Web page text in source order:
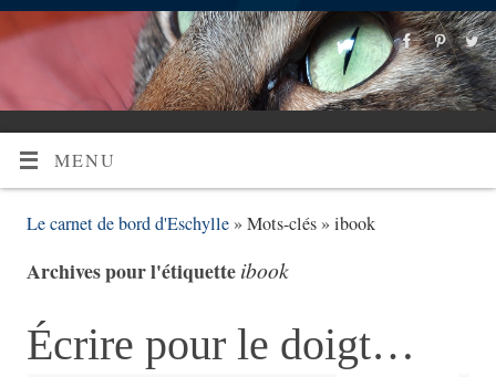
MENU
Le carnet de bord d'Eschylle » Mots-clés » ibook
Archives pour l'étiquetteibook
Écrire pour le doigt…